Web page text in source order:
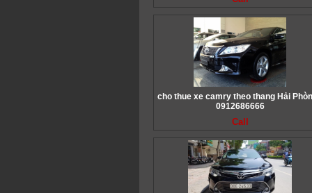
cho thue xe camry theo thang Hải
0912686666
Call